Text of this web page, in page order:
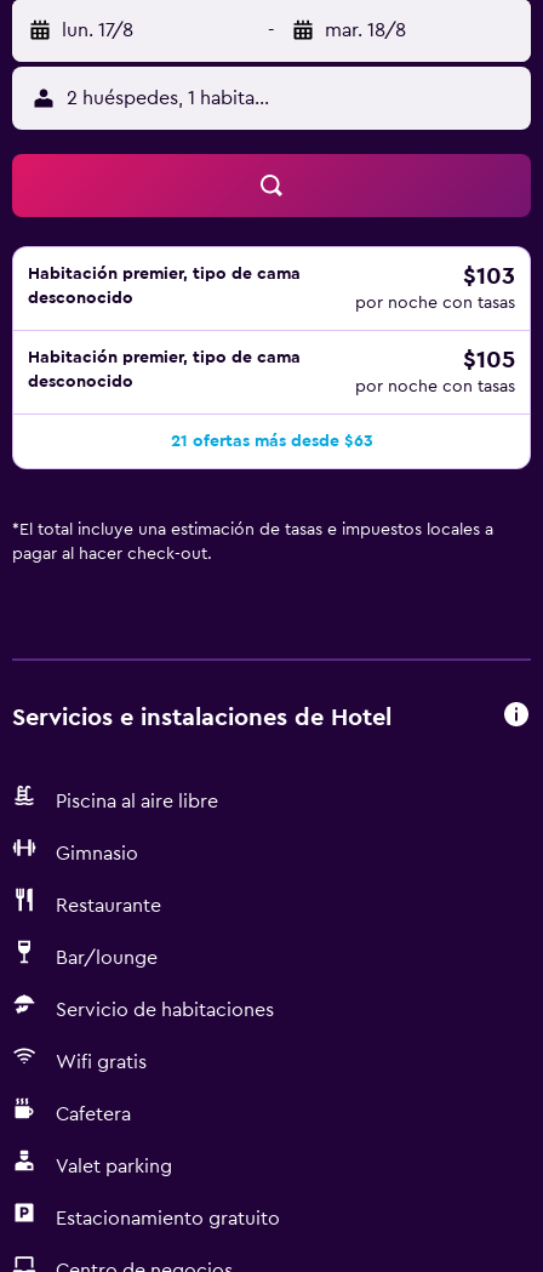
Las habitaciones también incluyen botella de agua gratuita
y cafetera y tetera. Se ofrece servicio de limpieza todos
los días. En el alojamiento hay piscina al aire libre, piscina
infantil y bañera de hidromasaje. Otros servicios de ocio y
esparcimiento incluyen un centro de bienestar abierto las
24 horas y baño turco. Se pueden practicar las actividades
de ocio y esparcimiento que se indican más abajo en las
instalaciones o cerca del alojamiento (es posible que se
aplique un recargo).
lun. 17/8 - mar. 18/8
2 huéspedes, 1 habitación
Habitación premier, tipo de cama
desconocido
$103
por noche con tasas
Habitación premier, tipo de cama
desconocido
$105
por noche con tasas
21 ofertas más desde $63
* El total incluye una estimación de tasas e impuestos locales a
pagar al hacer check-out.
Servicios e instalaciones de Hotel
Piscina al aire libre
Gimnasio
Restaurante
Bar/lounge
Servicio de habitaciones
Wifi gratis
Cafetera
Valet parking
Estacionamiento gratuito